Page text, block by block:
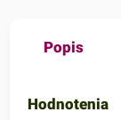
Popis
Hodnotenia